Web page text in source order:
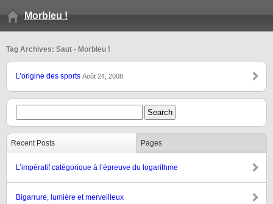
Morbleu !
Tag Archives: Saut - Morbleu !
L’origine des sports Août 24, 2008
Recent Posts Pages
L’impératif catégorique à l’épreuve du logarithme
Bigarrure, lumière et merveilleux